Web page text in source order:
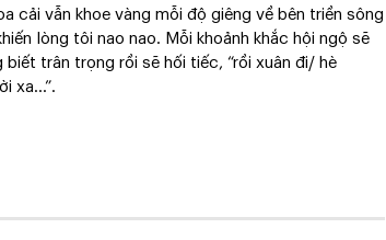
cải vẫn khoe vàng mỗi độ giêng về bên triền sông
lòng tôi nao nao. Mỗi khoảnh khắc hội ngộ sẽ
biết trân trọng rồi sẽ hối tiếc, “rồi xuân đi/ hè
xa...”.